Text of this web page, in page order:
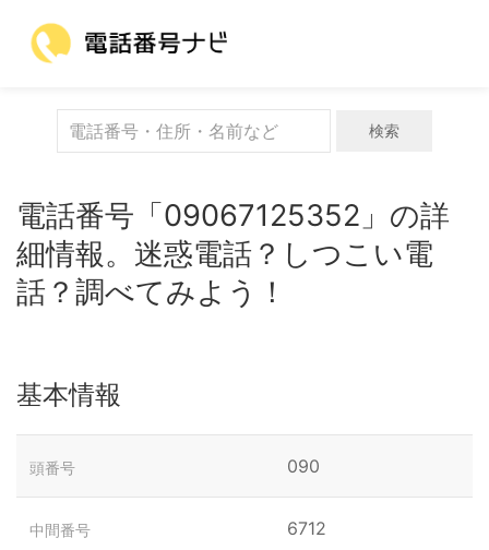
検索
電話番号「09067125352」の詳
細情報。迷惑電話？しつこい電
話？調べてみよう！
基本情報
頭番号 090
中間番号 6712